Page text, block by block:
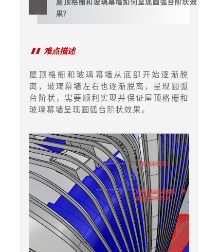
D
果？
难点描述
屋顶格栅和玻璃幕墙从底部开始逐渐脱
离，玻璃幕墙左右也逐渐脱离，呈现圆弧
台阶状，需要顺利实现并保证屋顶格栅和
玻璃幕墙呈现圆弧台阶状效果。